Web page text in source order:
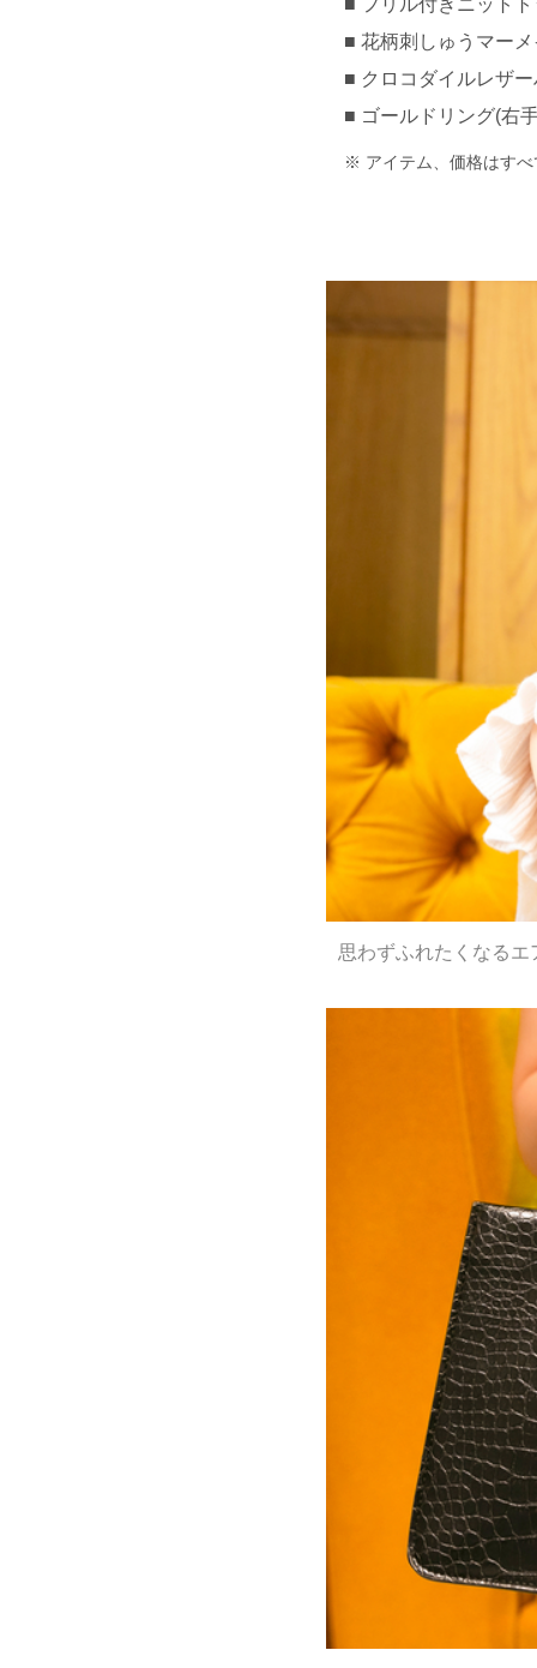
フリル付きニット
花柄刺しゅうマー
クロコダイルレザ
ゴールドリング(右
アイテム、価格はす
思わずふれたくなる